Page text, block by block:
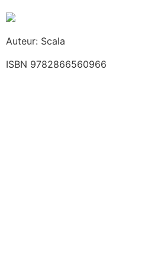
Auteur: Scala
ISBN 9782866560966